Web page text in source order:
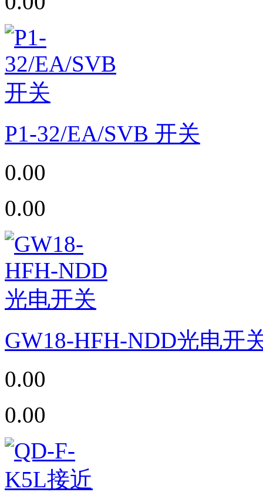
P1-32/EA/SVB 开关
0.00
0.00
GW18-HFH-NDD光电开
0.00
0.00